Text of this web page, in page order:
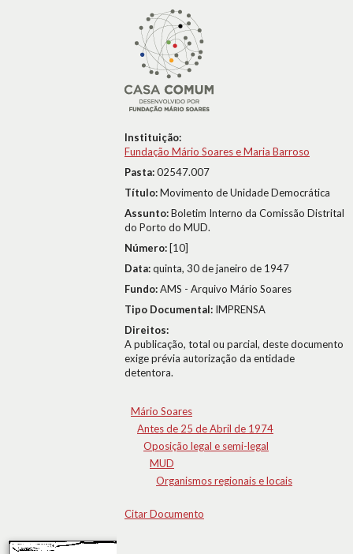
Instituição:
Fundação Mário Soares e Maria Barroso
Pasta:02547.007
Título:Movimento de Unidade Democrática
Assunto:Boletim Interno da Comissão Distrital
do Porto do MUD.
Número: [10]
Data:quinta, 30 de janeiro de 1947
Fundo:AMS - Arquivo Mário Soares
Tipo Documental: IMPRENSA
Direitos:
A publicação, total ou parcial, deste documento
exige prévia autorização da entidade
detentora.
Mário Soares
Antes de 25 de Abril de 1974
Oposição legal e semi-legal
MUD
Organismos regionais e locais
Citar Documento